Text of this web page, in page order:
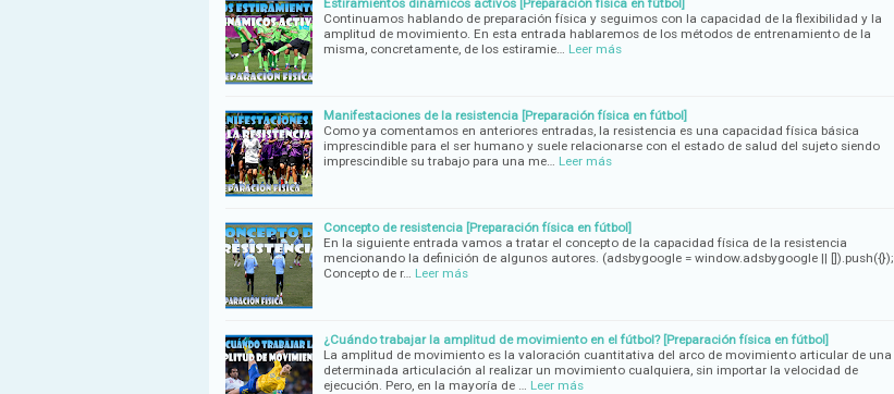
Continuamos hablando de preparación física y seguimos con la capacidad de la flexibilidad y la
amplitud de movimiento. En esta entrada hablaremos de los métodos de entrenamiento de la
misma, concretamente, de los estiramie…
Leer más
Manifestaciones de la resistencia [Preparación física en fútbol]
Como ya comentamos en anteriores entradas, la resistencia es una capacidad física básica
imprescindible para el ser humano y suele relacionarse con el estado de salud del sujeto siendo
imprescindible su trabajo para una me…
Leer más
Concepto de resistencia [Preparación física en fútbol]
En la siguiente entrada vamos a tratar el concepto de la capacidad física de la resistencia
mencionando la definición de algunos autores. (adsbygoogle = window.adsbygoogle || []).push({});
Concepto de r…
Leer más
¿Cuándo trabajar la amplitud de movimiento en el fútbol? [Preparación física en fútbol]
La amplitud de movimiento es la valoración cuantitativa del arco de movimiento articular de una
determinada articulación al realizar un movimiento cualquiera, sin importar la velocidad de
ejecución. Pero, en la mayoría de …
Leer más